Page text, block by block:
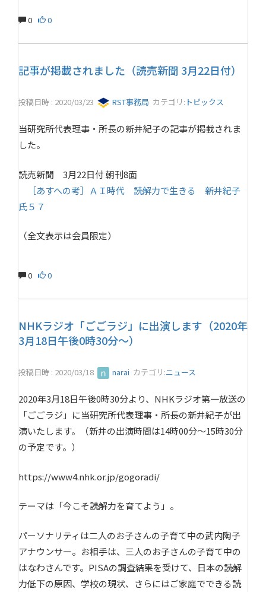
0 0
記事が掲載されました（読売新聞 3月22日付）
投稿日時 : 2020/03/23 RST事務局 カテゴリ: トピックス
当研究所代表理事・所長の新井紀子の記事が掲載されま
した。
読売新聞 3月22日付 朝刊8面
［あすへの考］ＡＩ時代 読解力で生きる 新井紀子
氏５７
（全文表示は会員限定）
0 0
NHKラジオ「ごごラジ」に出演します（2020年
3月18日午後0時30分～）
投稿日時 : 2020/03/18 narai カテゴリ:ニュース
2020年3月18日午後0時30分より、NHKラジオ第一放送の
「ごごラジ」に当研究所代表理事・所長の新井紀子が出
演いたします。（新井の出演時間は14時00分〜15時30分
の予定です。）
https://www4.nhk.or.jp/gogoradi/
テーマは「今こそ読解力を育てよう」。
パーソナリティは二人のお子さんの子育て中の武内陶子
アナウンサー。お相手は、三人のお子さんの子育て中の
はなわさんです。PISAの調査結果を受けて、日本の読解
力低下の原因、学校の現状、さらにはご家庭でできる読